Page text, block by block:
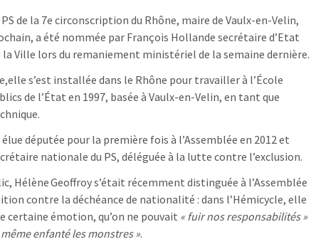
de la 7e circonscription du Rhône, maire de Vaulx-en-Velin,
a été nommée par François Hollande secrétaire d’Etat
Ville lors du remaniement ministériel de la semaine dernière.
s’est installée dans le Rhône pour travailler à l’École
de l’État en 1997, basée à Vaulx-en-Velin, en tant que
députée pour la première fois à l’Assemblée en 2012 et
nationale du PS, déléguée à la lutte contre l’exclusion.
HélèneGeoffroy s’était récemment distinguée à l’Assemblée
contre la déchéance de nationalité : dans l’Hémicycle, elle
certaine émotion, qu’on ne pouvait « fuir nos responsabilités »
enfanté les monstres ».